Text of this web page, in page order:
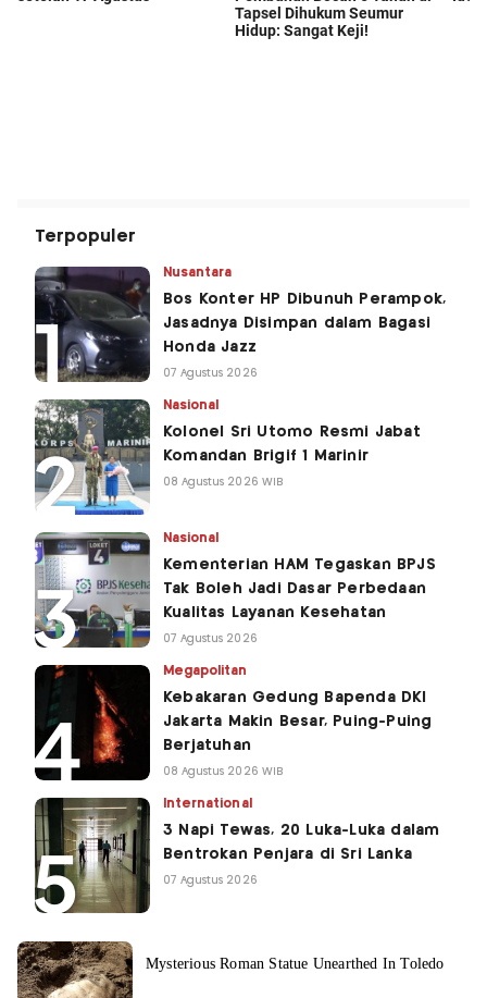
Terpopuler
Nusantara
Bos Konter HP Dibunuh Perampok,
Jasadnya Disimpan dalam Bagasi
Honda Jazz
07 Agustus 2026
Nasional
Kolonel Sri Utomo Resmi Jabat
Komandan Brigif 1 Marinir
08 Agustus 2026 WIB
Nasional
Kementerian HAM Tegaskan BPJS
Tak Boleh Jadi Dasar Perbedaan
Kualitas Layanan Kesehatan
07 Agustus 2026
Megapolitan
Kebakaran Gedung Bapenda DKI
Jakarta Makin Besar, Puing-Puing
Berjatuhan
08 Agustus 2026 WIB
International
3 Napi Tewas, 20 Luka-Luka dalam
Bentrokan Penjara di Sri Lanka
07 Agustus 2026